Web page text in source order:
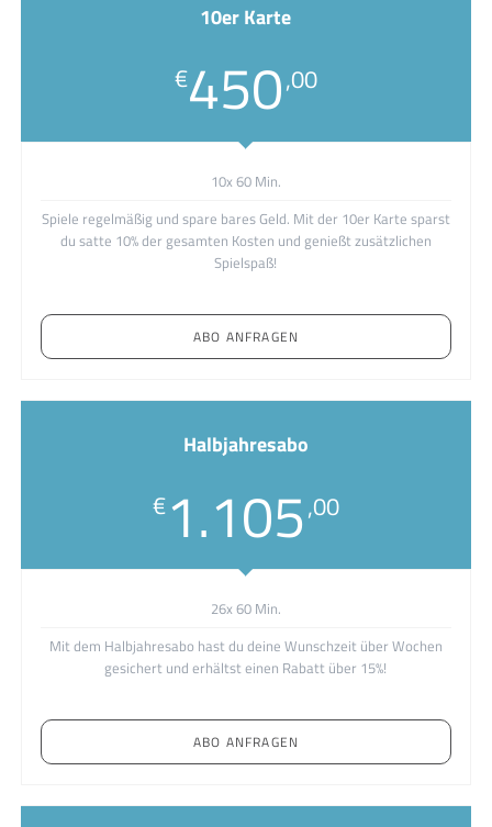
10er Karte
€450,00
10x 60 Min.
Spiele regelmäßig und spare bares Geld. Mit der 10er Karte sparst
du satte 10% der gesamten Kosten und genießt zusätzlichen
Spielspaß!
ABO ANFRAGEN
Halbjahresabo
€1.105,00
26x 60 Min.
Mit dem Halbjahresabo hast du deine Wunschzeit über Wochen
gesichert und erhältst einen Rabatt über 15%!
ABO ANFRAGEN